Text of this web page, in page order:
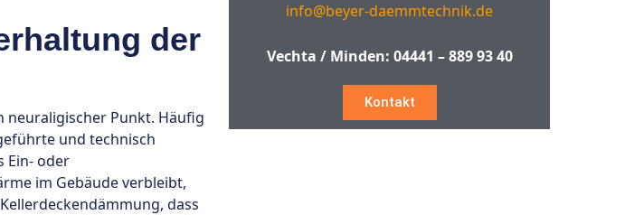
der
neuraligischer Punkt. Häufig
und technisch
Ein- oder
im Gebäude verbleibt,
dass
info@beyer-daemmtechnik.de
Vechta / Minden: 04441 – 889 93 40
Kontakt